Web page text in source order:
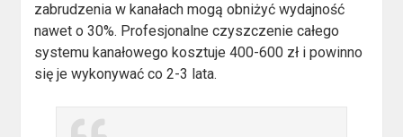
zabrudzenia w kanałach mogą obniżyć wydajność
nawet o 30%. Profesjonalne czyszczenie całego
systemu kanałowego kosztuje 400-600 zł i powinno
się je wykonywać co 2-3 lata.